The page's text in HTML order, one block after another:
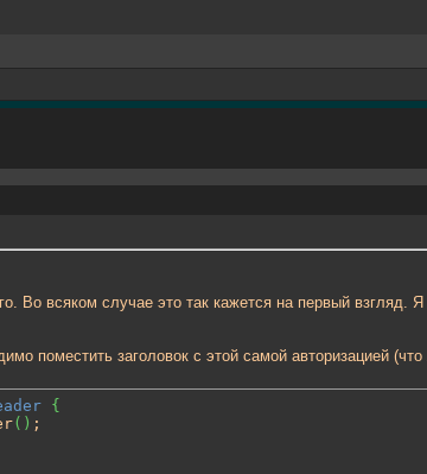
Во всяком случае это так кажется на первый взгляд.
поместить заголовок с этой самой авторизацией (что
{
( ) ;